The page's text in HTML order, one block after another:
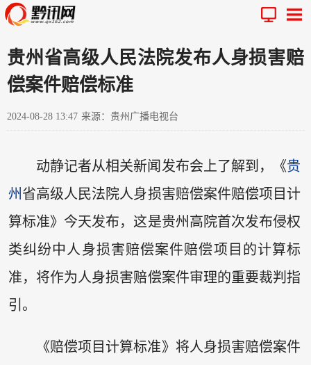
贵州省高级人民法院发布人身损害赔
偿案件赔偿标准
2024-08-28 13:47 来源：贵州广播电视台
动静记者从相关新闻发布会上了解到，《贵
州 省高级人民法院人身损害赔偿案件赔偿项目计
算标准》今天发布，这是贵州高院首次发布侵权
类纠纷中人身损害赔偿案件赔偿项目的计算标
准，将作为人身损害赔偿案件审理的重要裁判指
引。
《赔偿项目计算标准》将人身损害赔偿案件